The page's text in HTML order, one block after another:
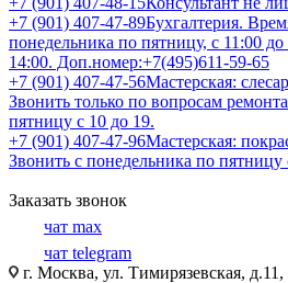
+7 (901) 407-47-89Бухгалтерия.
понедельника по пятницу, с 11:00
14:00. Доп.номер:+7(495)611-59-65
+7 (901) 407-47-56Мастерская:
Звонить только по вопросам
пятницу с 10 до 19.
+7 (901) 407-47-96Мастерская:
Звонить с понедельника по пятницу
Заказать звонок
чат max
чат telegram
г. Москва, ул. Тимирязевская, д.11,